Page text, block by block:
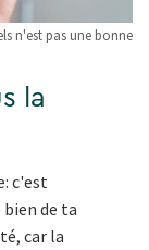
n'est pas une bonne
la
c'est
de ta
car la